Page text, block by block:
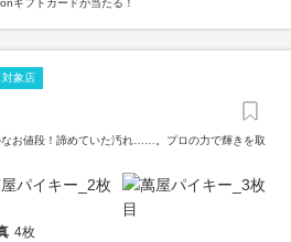
ギフトカードが当たる！
対象店
お値段！諦めていた汚れ……。プロの力で輝きを取
4枚